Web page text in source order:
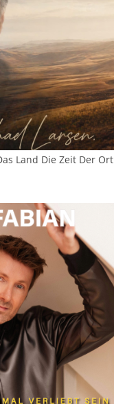
Land Die Zeit Der Ort